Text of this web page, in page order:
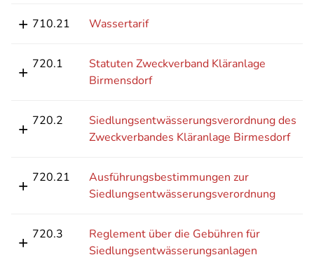
710.21 Wassertarif
720.1
Statuten Zweckverband Kläranlage
Birmensdorf
720.2
Siedlungsentwässerungsverordnung des
Zweckverbandes Kläranlage Birmesdorf
720.21
Ausführungsbestimmungen zur
Siedlungsentwässerungsverordnung
720.3
Reglement über die Gebühren für
Siedlungsentwässerungsanlagen